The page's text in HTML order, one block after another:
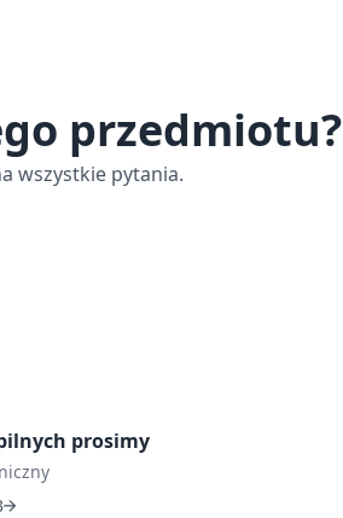
przedmiotu?
wszystkie pytania.
prosimy